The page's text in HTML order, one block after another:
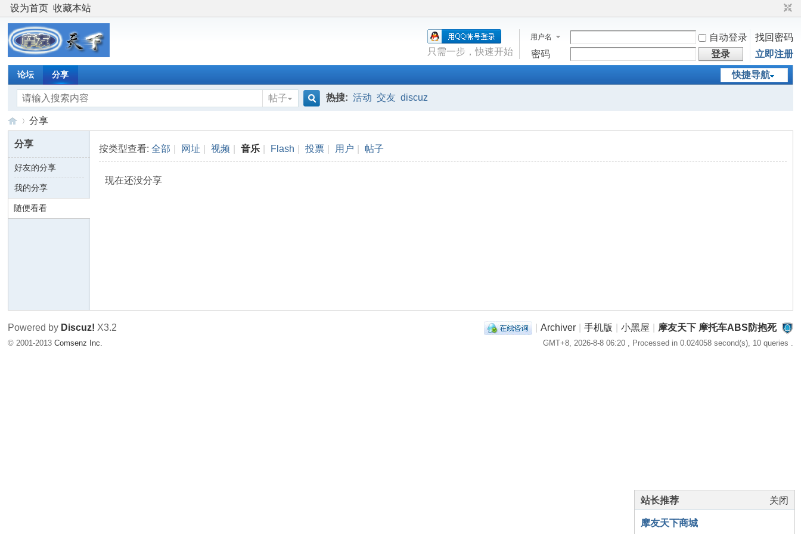
设为首页 收藏本站
用户名 自动登录
找回密码
密码
登录 立即注册
只需一步，快速开始
快捷导航
论坛 分享
帖子
热搜: 活动 交友 discuz
摩›
分享
分享
好友的分享
我的分享
随便看看
按类型查看:全部 网址 视频 音乐 Flash 投票 用户 帖子
现在还没分享
关闭
站长推荐
摩友天下商城
Archiver 手机版 小黑屋 摩友天下 摩托车ABS防抱死
GMT+8, 2026-8-8 06:20, Processed in 0.024058 second(s), 10 queries .
Powered by Discuz! X3.2
© 2001-2013Comsenz Inc.